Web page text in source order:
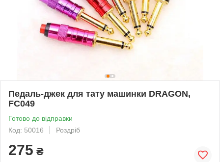
Педаль-джек для тату машинки DRAGON,
FC049
Готово до відправки
Код: 50016
Роздріб
275 ₴